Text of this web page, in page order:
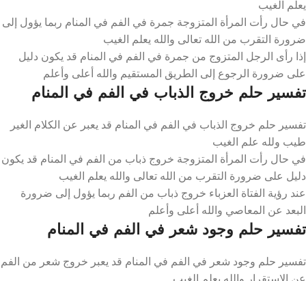
يعلم الغيب
في حال رأت المرأة المتزوجة جمرة في الفم في المنام ربما يؤول إلى
ضرورة التقرب من الله تعالى والله يعلم الغيب
إذا رأى الرجل المتزوج من جمرة في الفم في المنام قد يكون دليل
على ضرورة الرجوع إلى الطريق المستقيم والله أعلى وأعلم
تفسير حلم خروج الذباب في الفم في المنام
تفسير حلم خروج الذباب في الفم في المنام قد يعبر عن الكلام الغير
طيب ولله علم الغيب
في حال رأت المرأة المتزوجة خروج ذباب من الفم في المنام قد يكون
دليل على ضرورة التقرب من الله تعالى والله يعلم الغيب
عند رؤية الفتاة العزباء خروج ذباب من الفم ربما يؤول إلى ضرورة
البعد عن المعاصي والله أعلى وأعلم
تفسير حلم وجود شعر في الفم في المنام
تفسير حلم وجود شعر في الفم في المنام قد يعبر خروج شعر من الفم
عن الاستقرار والله يعلم الغيب